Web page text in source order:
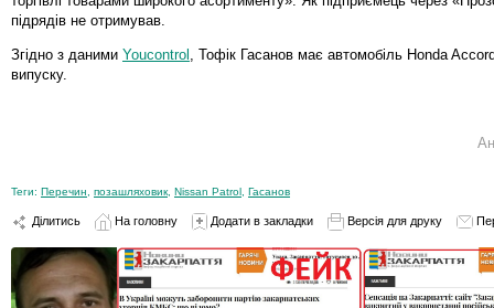
підрядів не отримував.
Згідно з даними Youcontrol , Тофік Гасанов має автомобіль Honda
випуску.
Теги: Перечин позашляховик Nissan Patrol Гасанов
Ділитись На головну Додати в закладки Версія для друку